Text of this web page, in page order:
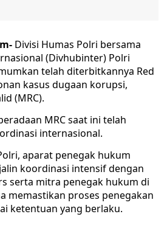
Divisi Humas Polri bersama
(Divhubinter) Polri
telah diterbitkannya Red
kasus dugaan korupsi,
(MRC).
MRC saat ini telah
internasional.
aparat penegak hukum
koordinasi intensif dengan
serta mitra penegak hukum di
memastikan proses penegakan
ketentuan yang berlaku.